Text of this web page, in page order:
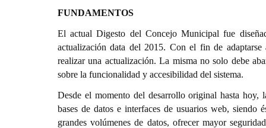
FUNDAMENTOS
El actual Digesto del Concejo Municipal fue
actualización data del 2015. Con el fin de adaptarse
realizar una actualización. La misma no solo debe
sobre la funcionalidad y accesibilidad del sistema.
Desde el momento del desarrollo original hasta hoy,
bases de datos e interfaces de usuarios web, siendo
grandes volúmenes de datos, ofrecer mayor